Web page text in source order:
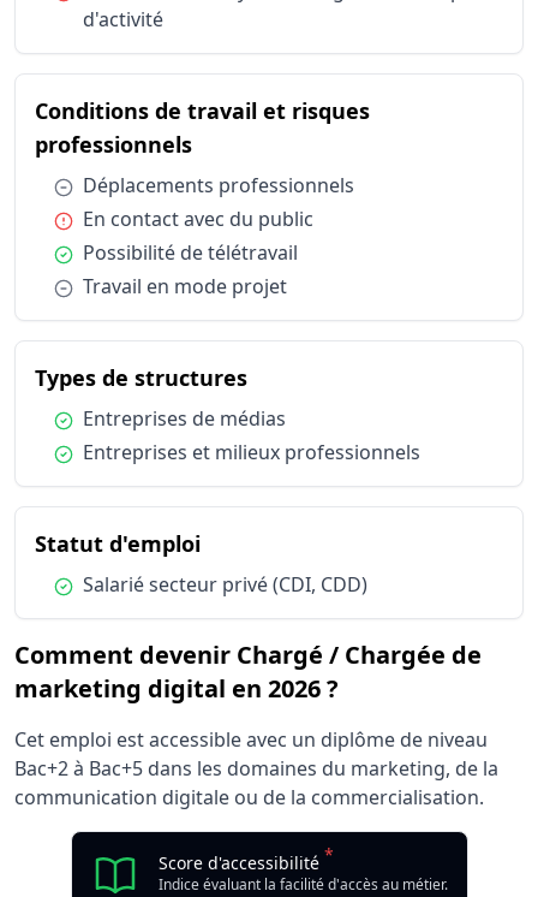
Conditions de travail et risques professionnels
Conditions de travail et risques professionnels
En
Conditions de travail et risques professionnels
Conditions de travail et risques professionnels
Types de structures
Statut d'emploi
d'activité
Conditions de travail et risques
professionnelsdu métier Chargé / Chargée
Condition :
Déplacements professionnels
Condition :
En contact avec du public
Condition :
Possibilité de télétravail
Condition :
Travail en mode projet
Types de structuresdu métier Chargé /
Condition :
Entreprises de médias
Condition :
Entreprises et milieux professionnels
Statut d'emploidu métier Chargé / Chargée
Condition :
Salarié secteur privé (CDI, CDD)
Comment devenir Chargé / Chargée de
marketing digital en 2026 ?
Cet emploi est accessible avec un diplôme de niveau
Bac+2 à Bac+5 dans les domaines du marketing, de la
communication digitale ou de la commercialisation.
Score d'accessibilité *
Indice évaluant la facilité d'accès au métier.